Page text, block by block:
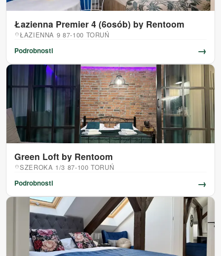
Łazienna Premier 4 (6osób) by Rentoom
location_onŁAZIENNA 9 87-100 TORUŃ
Podrobnosti
→
Green Loft by Rentoom
location_onSZEROKA 1/3 87-100 TORUŃ
Podrobnosti
→